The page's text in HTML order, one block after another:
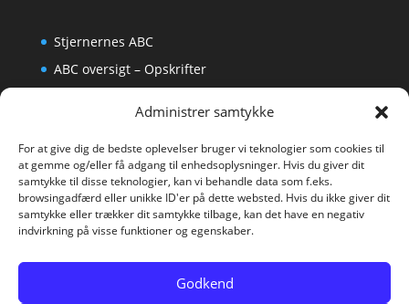
Administrer samtykke
For at give dig de bedste oplevelser bruger vi teknologier som cookies til
at gemme og/eller få adgang til enhedsoplysninger. Hvis du giver dit
samtykke til disse teknologier, kan vi behandle data som f.eks.
browsingadfærd eller unikke ID'er på dette websted. Hvis du ikke giver dit
samtykke eller trækker dit samtykke tilbage, kan det have en negativ
indvirkning på visse funktioner og egenskaber.
Godkend
Stjernernes ABC
ABC oversigt – Opskrifter